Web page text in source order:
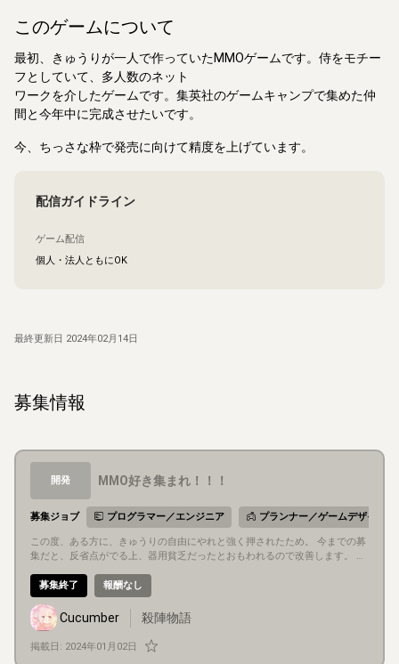
このゲームについて
最初、きゅうりが一人で作っていたMMOゲームです。侍をモチー
フとしていて、多人数のネット
ワークを介したゲームです。集英社のゲームキャンプで集めた仲
間と今年中に完成させたいです。
今、ちっさな枠で発売に向けて精度を上げています。
配信ガイドライン
ゲーム配信
個人・法人ともにOK
最終更新日 2024年02月14日
募集情報
開発 MMO好き集まれ！！！
募集ジョブ プログラマー／エンジニア プランナー／ゲームデザイナー
この度、ある方に、きゅうりの自由にやれと強く押されたため。 今までの募
集だと、反省点がでる上、器用貧乏だったとおもわれるので改善します。 M
りましょう。 募集職なんて書きません。
募集終了 報酬なし
Cucumber 殺陣物語
掲載日: 2024年01月02日